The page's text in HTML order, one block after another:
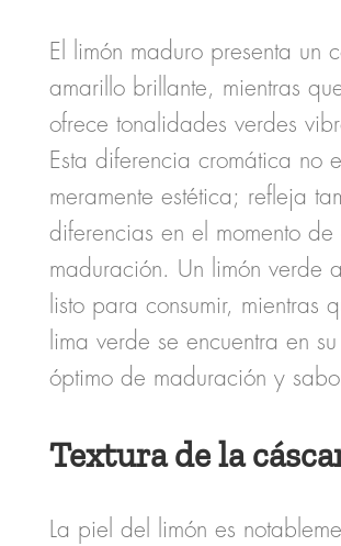
El limón maduro presenta un
amarillo brillante, mientras
ofrece tonalidades verdes
Esta diferencia cromática no
meramente estética; refleja
diferencias en el momento
maduración. Un limón verde
listo para consumir, mientras
lima verde se encuentra en
óptimo de maduración y
Textura de la
La piel del limón es